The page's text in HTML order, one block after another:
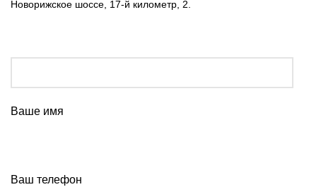
Новорижское шоссе, 17-й километр, 2.
Ваше имя
Ваш телефон